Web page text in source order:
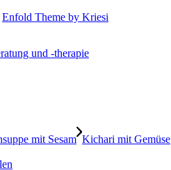
Enfold Theme by Kriesi
und -therapie
mit Sesam Kichari mit Gemüse